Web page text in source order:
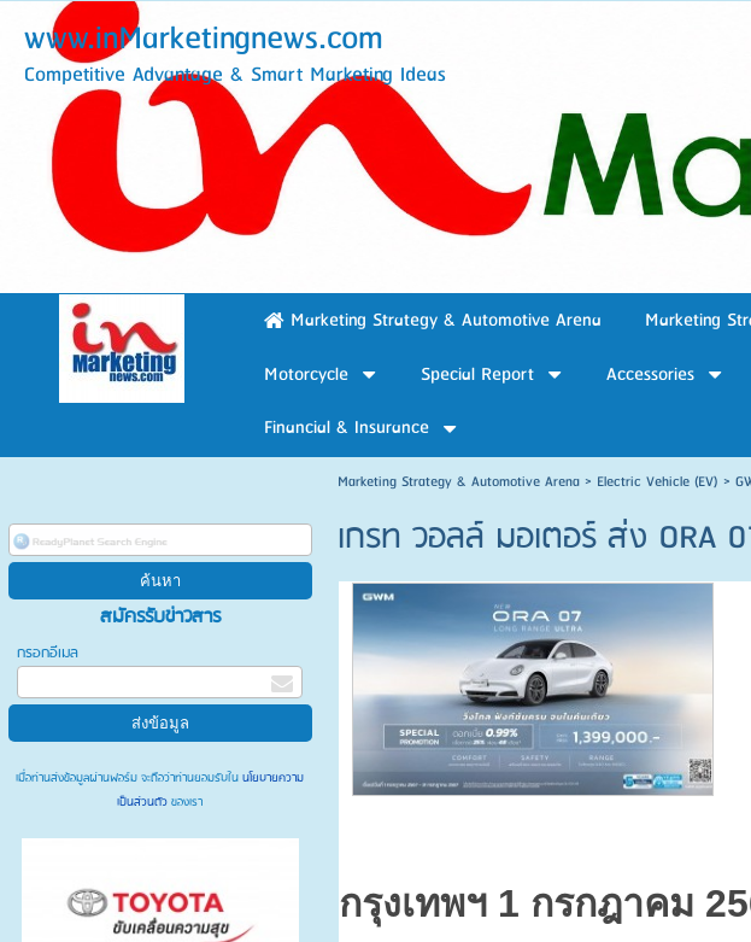
www.inMarketingnews.com
Competitive Advantage & Smart Marketing Ideas
Marketing Strategy & Automotive Arena Marketing
Motorcycle
Special Report Accessories
Financial & Insurance
สมัครรับข่าวสาร
กรอกอีเมล
เมื่อท่านส่งข้อมูลผ่านฟอร์ม จะถือว่าท่านยอมรับในนโยบายความ
เป็นส่วนตัวของเรา
Marketing Strategy & Automotive Arena> Electric Vehicle (EV) >
เกรท วอลล์ มอเตอร์ ส่ง ORA
กรุงเทพฯ 1 กรกฎาคม